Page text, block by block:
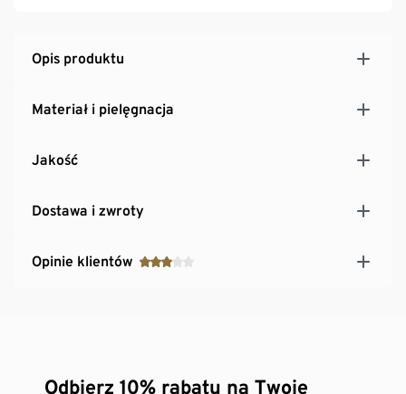
Opis produktu
Materiał i pielęgnacja
Jakość
Dostawa i zwroty
Opinie klientów
Odbierz 10% rabatu na Twoje